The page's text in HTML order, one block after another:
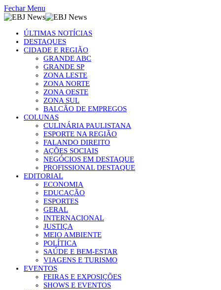
Fechar Menu
ÚLTIMAS NOTÍCIAS
DESTAQUES
CIDADE E REGIÃO
GRANDE ABC
GRANDE SP
ZONA LESTE
ZONA NORTE
ZONA OESTE
ZONA SUL
BALCÃO DE EMPREGOS
COLUNAS
CULINÁRIA PAULISTANA
ESPORTE NA REGIÃO
FALANDO DIREITO
AÇÕES SOCIAIS
NEGÓCIOS EM DESTAQUE
PROFISSIONAL DESTAQUE
EDITORIAL
ECONOMIA
EDUCAÇÃO
ESPORTES
GERAL
INTERNACIONAL
JUSTIÇA
MEIO AMBIENTE
POLÍTICA
SAÚDE E BEM-ESTAR
VIAGENS E TURISMO
EVENTOS
FEIRAS E EXPOSIÇÕES
SHOWS E EVENTOS